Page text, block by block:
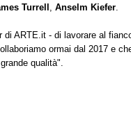
Turrell , Anselm Kiefer.
di ARTE.it - di lavorare al
ormai dal 2017 e
qualità".